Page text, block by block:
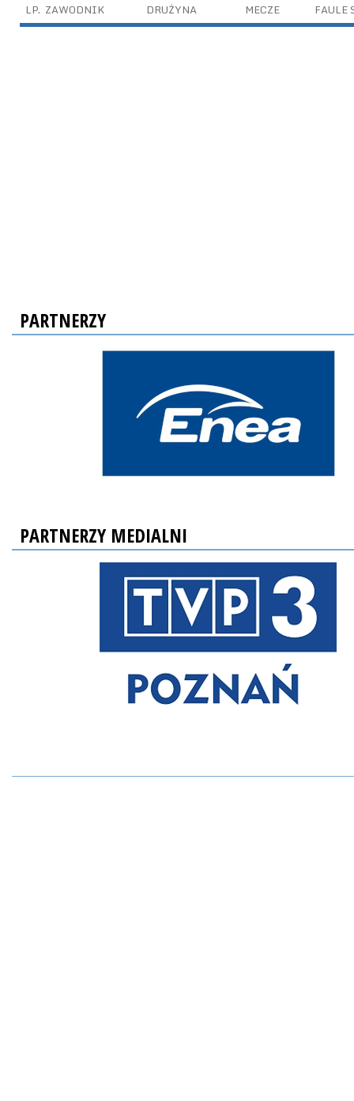
LP. ZAWODNIK DRUŻYNA MECZE FAULE
PARTNERZY
PARTNERZY MEDIALNI